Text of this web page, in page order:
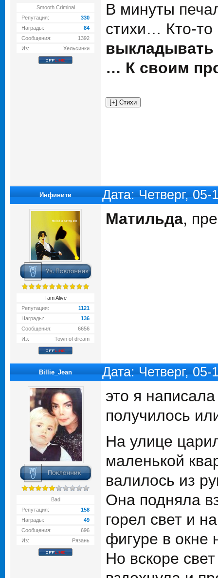
Smooth Criminal
Репутация:
330
Награды:
84
Сообщения:
1392
Из:
Хельсинки
В минуты
стихи… Кто-
выкладывать
… К своим
Инфинити Дата: Четверг,
I am Alive
Репутация:
1121
Награды:
136
Сообщения:
6656
Из:
Town of dream
Матильда,
Billie_Jean Дата: Четверг,
Bad
Репутация:
158
Награды:
49
Сообщения:
696
Из:
Рязань
это я
получилось
На улице
маленькой
валилось из
Она подняла
горел свет и
фигуре в окне
Но вскоре